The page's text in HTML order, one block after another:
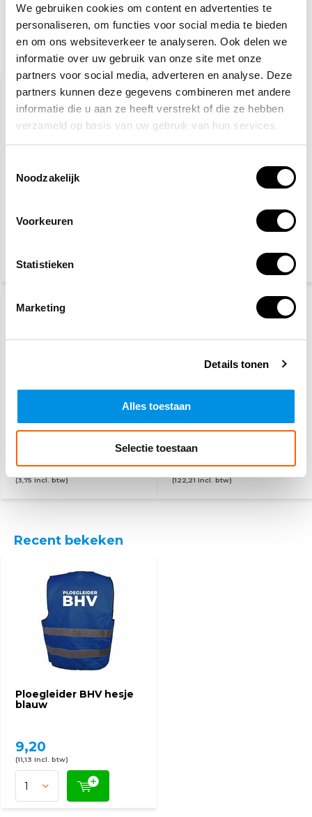
We gebruiken cookies om content en advertenties te
personaliseren, om functies voor social media te bieden
en om ons websiteverkeer te analyseren. Ook delen we
informatie over uw gebruik van onze site met onze
partners voor social media, adverteren en analyse. Deze
partners kunnen deze gegevens combineren met andere
informatie die u aan ze heeft verstrekt of die ze hebben
verzameld op basis van uw gebruik van hun services.
Noodzakelijk
Voorkeuren
Statistieken
Marketing
Details tonen
Alles toestaan
Selectie toestaan
Gerelateerde producten
(33,28 Incl. btw)
werkhandschoenen
3,10
(3,75 Incl. btw)
hesjes
101,-
(122,21 Incl. btw)
Recent bekeken
Ploegleider BHV hesje
blauw
9,20
(11,13 Incl. btw)